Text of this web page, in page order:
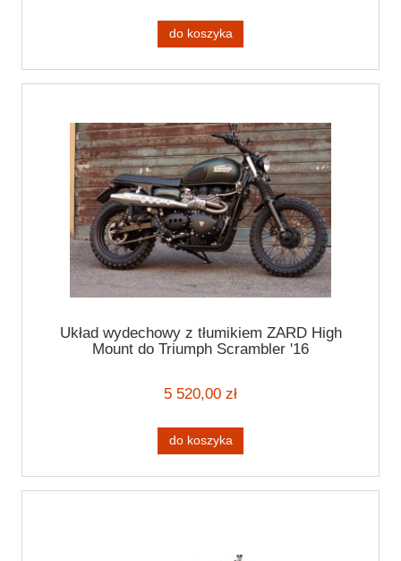
do koszyka
Układ wydechowy z tłumikiem ZARD High
Mount do Triumph Scrambler '16
5 520,00 zł
do koszyka